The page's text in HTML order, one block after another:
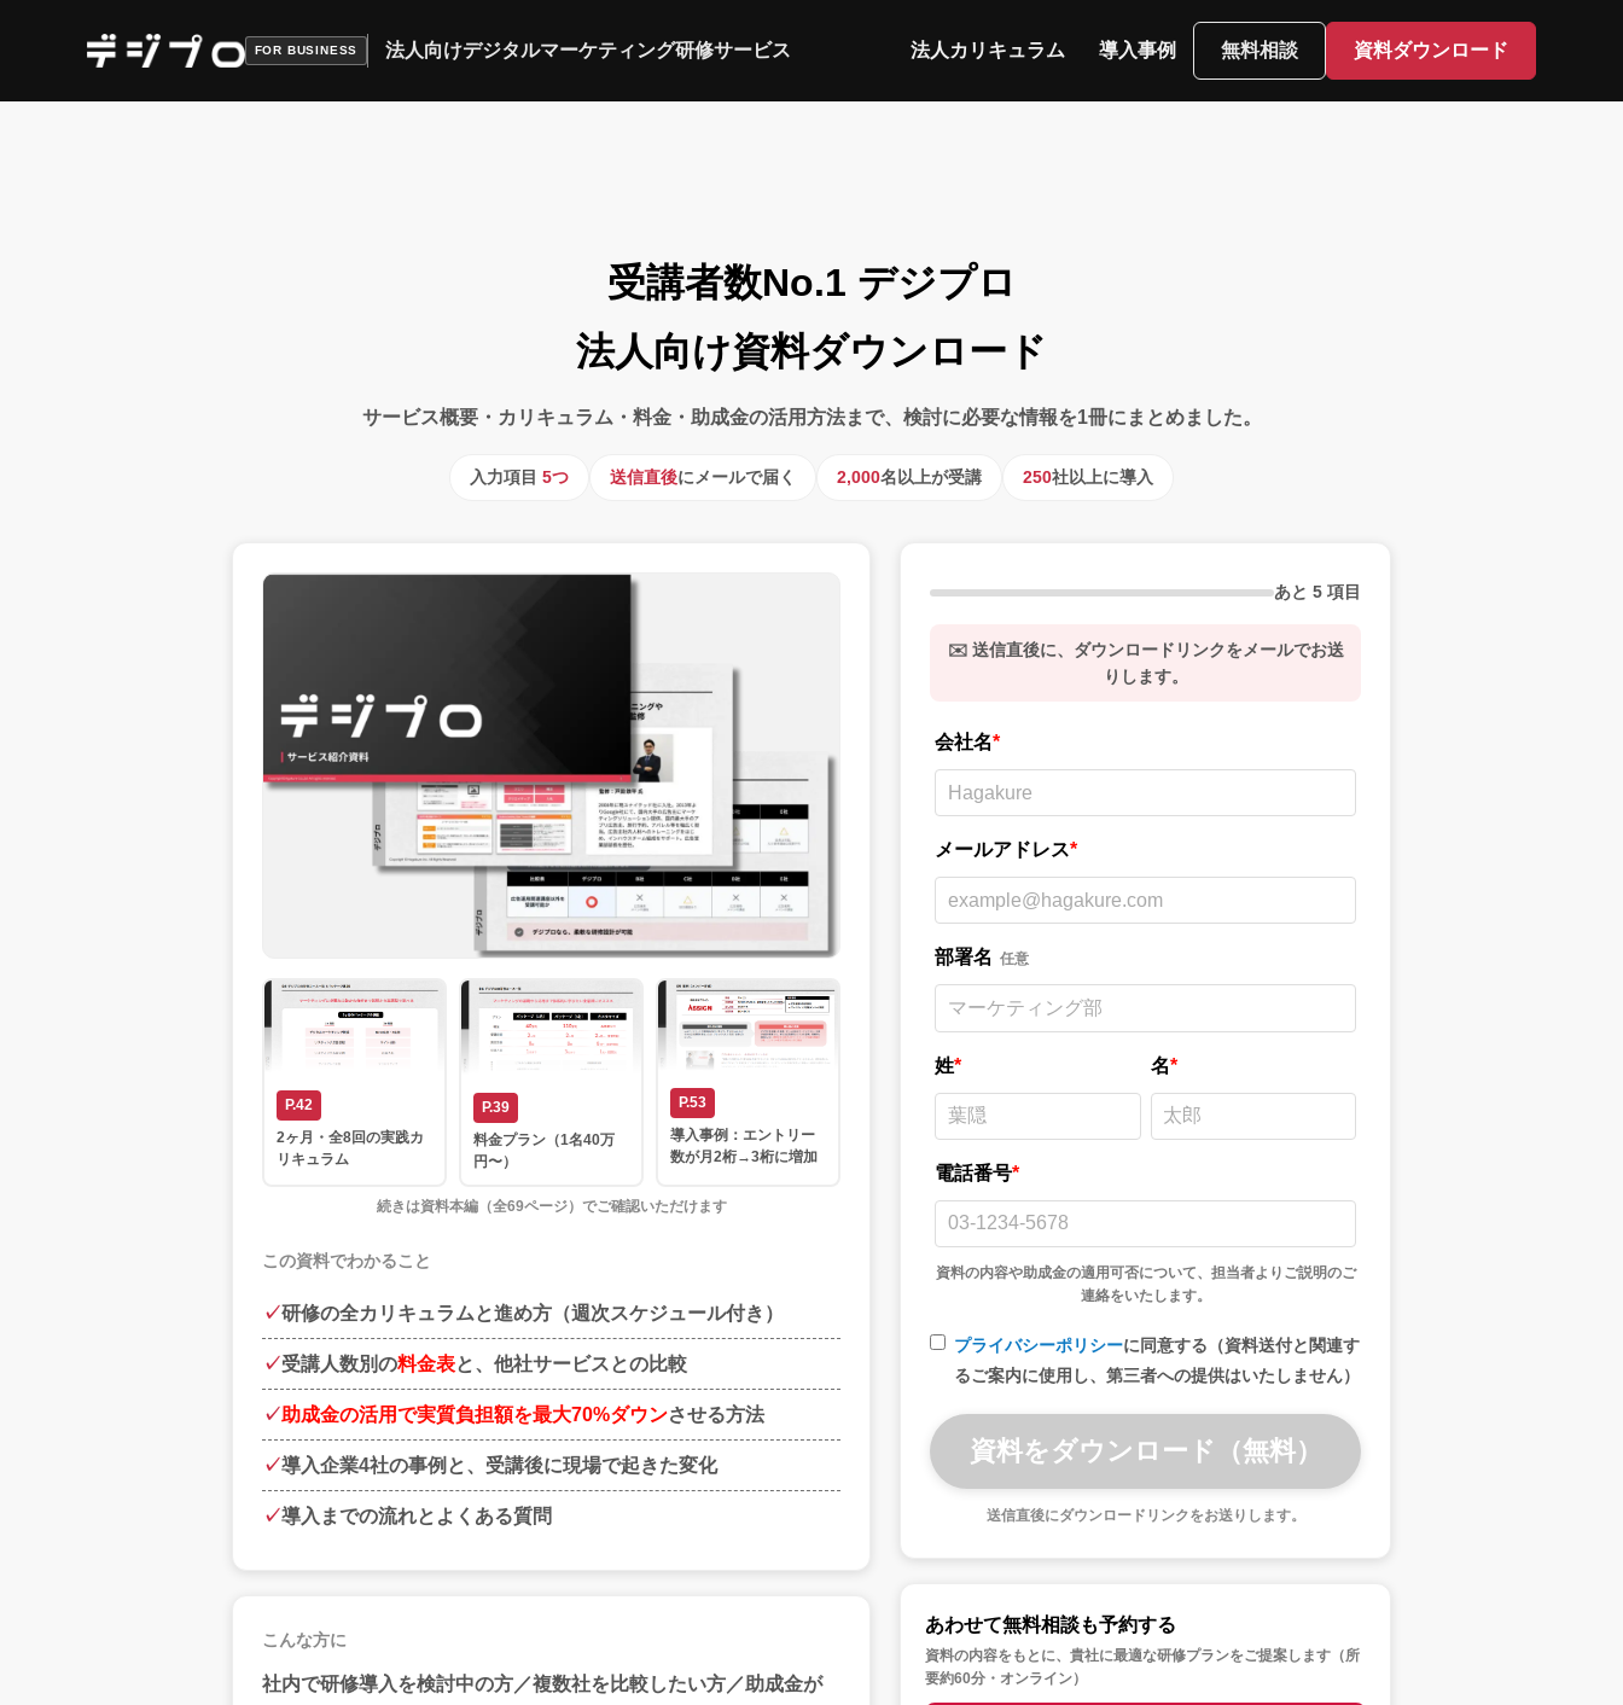
FOR BUSINESS 法人向けデジタルマーケティング研修サービス 法人カリキュラム 導入事例 無料相談 資料ダウンロード
受講者数No.1 デジプロ
法人向け資料ダウンロード
サービス概要・カリキュラム・料金・助成金の活用方法まで、検討に必要な情報を1冊にまとめました。
入力項目 5つ 送信直後にメールで届く 2,000名以上が受講 250社以上に導入
P.42
2ヶ月・全8回の実践カ
リキュラム
P.39
料金プラン（1名40万
円〜）
P.53
導入事例：エントリー
数が月2桁→3桁に増加
続きは資料本編（全69ページ）でご確認いただけます
この資料でわかること
研修の全カリキュラムと進め方（週次スケジュール付き）
受講人数別の料金表と、他社サービスとの比較
助成金の活用で実質負担額を最大70%ダウンさせる方法
導入企業4社の事例と、受講後に現場で起きた変化
導入までの流れとよくある質問
こんな方に
社内で研修導入を検討中の方／複数社を比較したい方／助成金が
あと 5 項目
✉️ 送信直後に、ダウンロードリンクをメールでお送
りします。
会社名*
メールアドレス*
部署名 任意
姓* 名*
電話番号*
資料の内容や助成金の適用可否について、担当者よりご説明のご
連絡をいたします。
プライバシーポリシーに同意する（資料送付と関連す
るご案内に使用し、第三者への提供はいたしません）
送信直後にダウンロードリンクをお送りします。
あわせて無料相談も予約する
資料の内容をもとに、貴社に最適な研修プランをご提案します（所
要約60分・オンライン）